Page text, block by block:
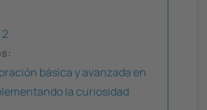
2
básica y avanzada en
la curiosidad